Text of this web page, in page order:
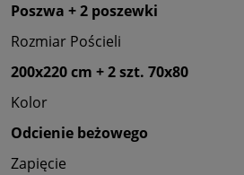
Poszwa + 2 poszewki
Rozmiar Pościeli
200x220 cm + 2 szt. 70x80
Kolor
Odcienie beżowego
Zapięcie